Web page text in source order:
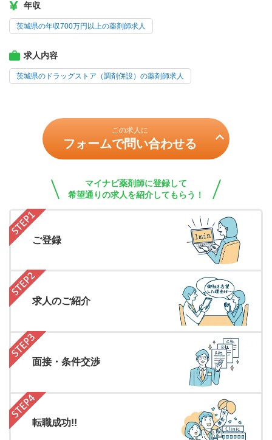
年収
茨城県の年収700万円以上の薬剤師求人
求人内容
茨城県のドラッグストア（調剤併設）の薬剤師求人
この求人に
フォームで問い合わせる
マイナビ薬剤師に登録して
希望通りの求人を紹介してもらう！
ご登録
求人のご紹介
面接・条件交渉
転職成功!!